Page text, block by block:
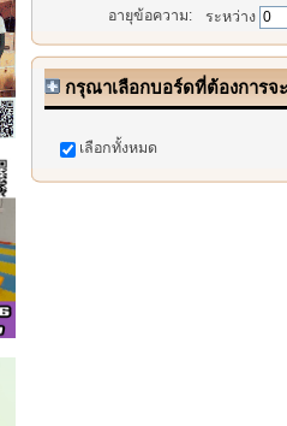
อายุข้อความ:
ระหว่าง
กรุณาเลือกบอร์ดที่ต้องการ
เลือกทั้งหมด